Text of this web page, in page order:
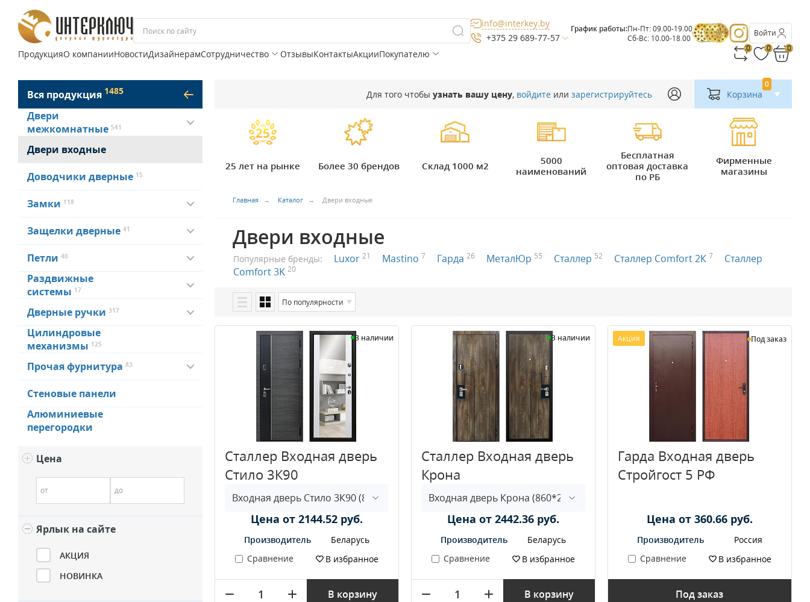
Войти
info@interkey.by
+375 29 689-77-57
График работы:Пн-Пт: 09.00-19.00
Сб-Вс: 10.00-18.00
ПродукцияО компанииНовостиДизайнерамСотрудничество ОтзывыКонтактыАкцииПокупателю 0 0 0
Вся продукция 1485
Двери
межкомнатные 541
Двери входные
Доводчики дверные 15
Замки 118
Защелки дверные 41
Петли 40
Раздвижные
системы 17
Дверные ручки 317
Цилиндровые
механизмы 125
Прочая фурнитура 83
Стеновые панели
Алюминиевые
перегородки
Цена
от до
Ярлык на сайте
АКЦИЯ
НОВИНКА
Для того чтобы узнать вашу цену, войдите или зарегистрируйтесь Корзина
0
25 лет на рынке Более 30 брендов Склад 1000 м2
5000
наименований
Бесплатная
оптовая доставка
по РБ
Фирменные
магазины
Главная Каталог Двери входные
Двери входные
Популярные бренды: Luxor 21 Mastino 7 Гарда 26 МеталЮр 55 Сталлер 52 Сталлер Comfort 2К 7
Сталлер
Comfort 3K 20
По популярности
В наличии
Сталлер Входная дверь
Стило 3К90
Цена от 2144.52 руб.
Производитель
Беларусь
Сравнение
В избранное
В корзину
В наличии
Сталлер Входная дверь
Крона
Цена от 2442.36 руб.
Производитель
Беларусь
Сравнение
В избранное
В корзину
Акция Под заказ
Гарда Входная дверь
Стройгост 5 РФ
Цена от 360.66 руб.
Производитель
Россия
Сравнение
В избранное
Под заказ